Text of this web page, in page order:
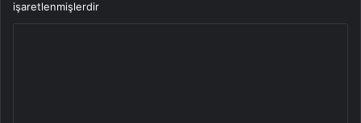
işaretlenmişlerdir